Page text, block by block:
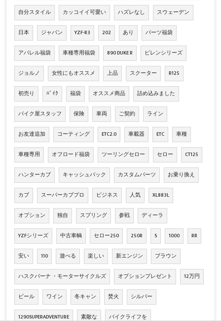
自分スタイル カッコイイ可愛い ハズレなし スウェーデン
日本 ジャパン YZF-R3 202 あり パーツ福袋
アパレル福袋 車種専用福袋 890 DUKE R ピレンシリーズ
ジョルノ 女性にもオススメ 上品 スクーター R125
初売り ﾊﾞｲｸ 福袋 オススメ商品 詰め込みました
バイク屋スタッフ 保険 車両 ご契約 ライン
お友達追加 コーティング ETC2.0 車載器 ETC 車種
車種専用 オフロード福袋 ツーリングセロー セロー CT125
ハンターカブ キャッシュバック カスタムパーツ お乗り換え
カブ スーパーカブプロ ビジネス 人気 XL883L
オプション 独自 スプリング 参戦 ディーラ
YZFシリーズ 中古車輌 セロー250 250R S 1000 RR
安い 110 遊べる 楽しい 新エンジン ブラウン
ハスクバーナ ・モーターサイクルズ オプションプレゼント 12万円
ビール ワイン 冬キャン 焚火 シルバー
1290SUPERADVENTURE 素敵な バイクライフを